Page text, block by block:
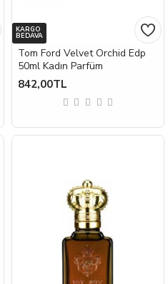
KARGO
BEDAVA
Tom Ford Velvet Orchid Edp
50ml Kadın Parfüm
842,00TL